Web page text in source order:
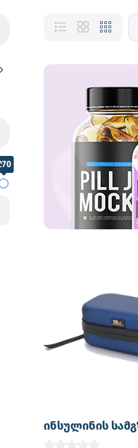
ინსულინის